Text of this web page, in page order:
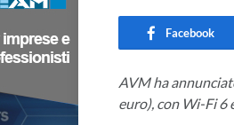
Facebook
AVM ha
euro), con Wi-Fi 6